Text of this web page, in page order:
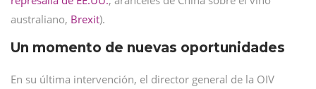
australiano, Brexit).
Un momento de nuevas oportunidades
En su última intervención, el director general de la OIV